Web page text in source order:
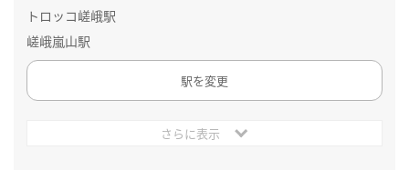
トロッコ嵯峨駅
嵯峨嵐山駅
駅を変更
さらに表示